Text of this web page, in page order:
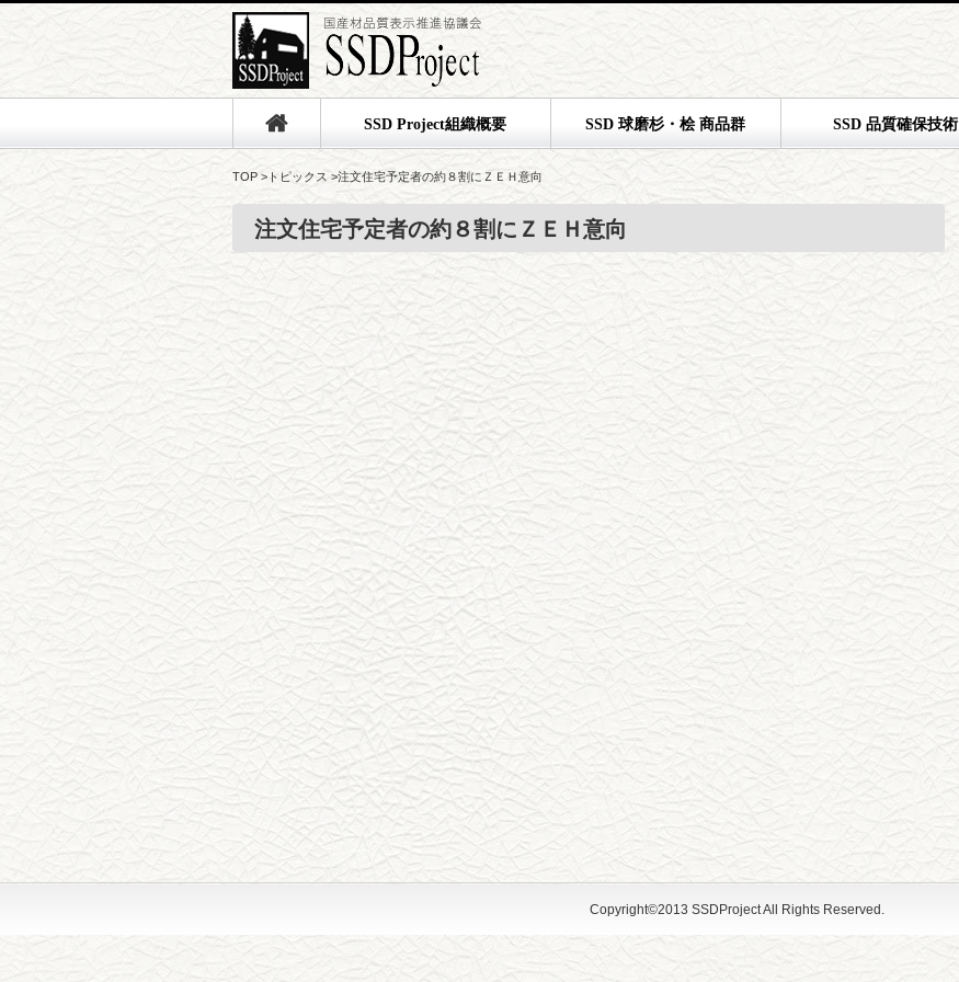
SSD Project組織概要 SSD 球磨杉・桧 商品群 SSD 品質確保技術
TOP > トピックス >注文住宅予定者の約８割にＺＥＨ意向
注文住宅予定者の約８割にＺＥＨ意向
Copyright©2013 SSDProject All Rights Reserved.